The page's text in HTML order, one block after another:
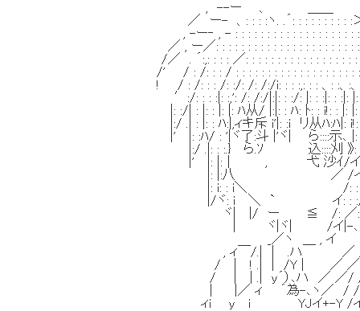
, --ー 、 ＿＿
／ ー- 、: : : :ヽ. .´: : : : : : : : : :＞.
, -ー‐ , - : : : : : : : : : : : : : : : : : : : : :
／ , ー／: : : : : : : : : : : : : : : : : : : : : : : : :
/／ . ´:,: : : : ／: : : : : : : : : : : : : : : : : : : :
/' / : /: : : / : : : : : : : : : : : : : : : : : : : : : :
! / : /: : : /: :/: /: /:/i: : : :,: : : 、: :、:、: : :
′:/: : : :|: :,': /: /:/|:|: : :/: |: : :|: : :|: |: : ､:
|: :/| : |: : |: |: ﾊ从/ |:|: : ﾊ: ﾄ: : i!: : |: |: : :|:
|:/ .| : |: : ﾊ:|,ィキ斥 i'|: :i リ从ﾊ:ﾊ|: i!: : :|:
|' |: :ﾊ/ : '|ヾ了:斗 |'ヾ| ら::::示､ |: : /:
|:/ .|: : :.} ら.ｿ 込::::刈 》: /: :/､
|' |: |:│ , 弋 沙ｲ/イ: :ｲ )|:
|: |:八 ／ /イ: :|ノ: : :
|: i: : i＼ /: : i:/ : : : : i:
|/ヾ: i ＼ ` イ: : :/': : :
ヾ| |/ ー ≦ /: ／: :/i: /
| ヾ|ヾ| /イ|-､ '
_／ヽ ＿ , イ ゝ､＿
, ィ￣/.| | .ハ ／ ／ ／- ゝ､ 上位
/ | ! .| | /Y | ／ ／ ／
/ | | .| y´）､ハ ／ ／
| |／ ィ ´為-､ヽ／ / /
ィi y i YJイ+-Y /